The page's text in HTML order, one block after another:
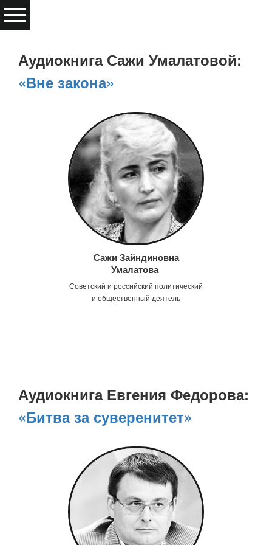
Аудиокнига Сажи Умалатовой:
«Вне закона»
Сажи Зайндиновна
Умалатова
Советский и российский политический
и общественный деятель
Аудиокнига Евгения Федорова:
«Битва за суверенитет»